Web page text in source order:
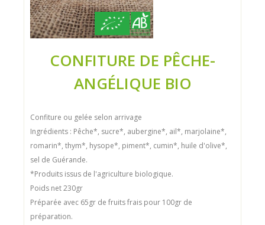
CONFITURE DE PÊCHE-
ANGÉLIQUE BIO
Confiture ou gelée selon arrivage
Ingrédients : Pêche*, sucre*, aubergine*, ail*, marjolaine*,
romarin*, thym*, hysope*, piment*, cumin*, huile d'olive*,
sel de Guérande.
*Produits issus de l'agriculture biologique.
Poids net 230gr
Préparée avec 65gr de fruits frais pour 100gr de
préparation.